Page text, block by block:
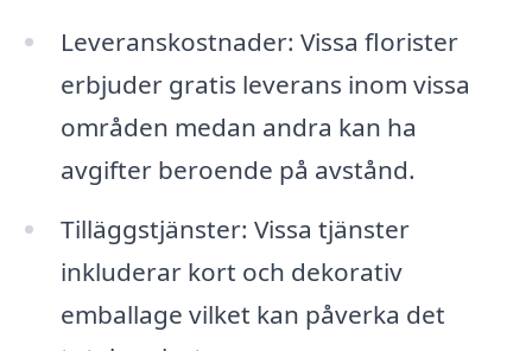
Leveranskostnader: Vissa florister
erbjuder gratis leverans inom vissa
områden medan andra kan ha
avgifter beroende på avstånd.
Tilläggstjänster: Vissa tjänster
inkluderar kort och dekorativ
emballage vilket kan påverka det